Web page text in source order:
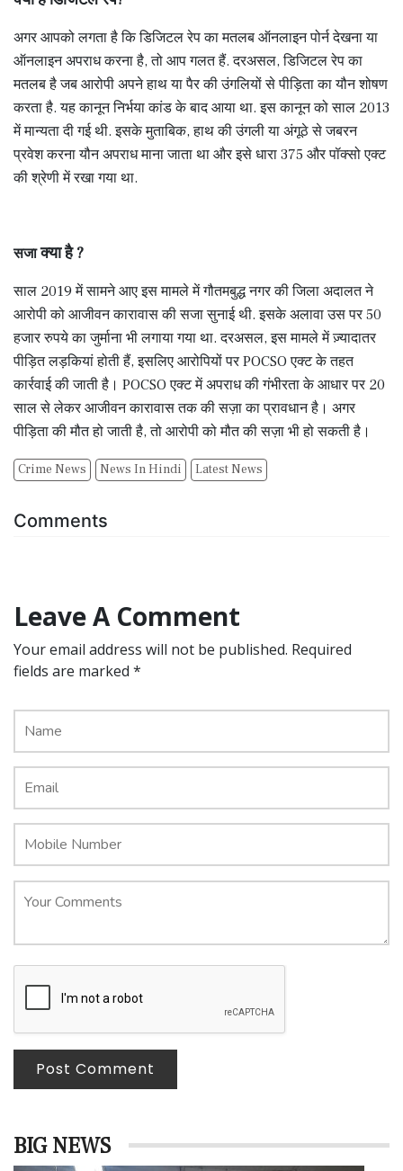
अगर आपको लगता है कि डिजिटल रेप का मतलब ऑनलाइन पोर्न देखना या
ऑनलाइन अपराध करना है, तो आप गलत हैं. दरअसल, डिजिटल रेप का
मतलब है जब आरोपी अपने हाथ या पैर की उंगलियों से पीड़िता का यौन शोषण
करता है. यह कानून निर्भया कांड के बाद आया था. इस कानून को साल 2013
में मान्यता दी गई थी. इसके मुताबिक, हाथ की उंगली या अंगूठे से जबरन
प्रवेश करना यौन अपराध माना जाता था और इसे धारा 375 और पॉक्सो एक्ट
की श्रेणी में रखा गया था.
सजाक्या है ?
साल 2019 में सामने आए इस मामले में गौतमबुद्ध नगर की जिला अदालत ने
आरोपी को आजीवन कारावास की सजा सुनाई थी. इसके अलावा उस पर 50
हजार रुपये का जुर्माना भी लगाया गया था. दरअसल, इस मामले में ज़्यादातर
पीड़ित लड़कियां होती हैं, इसलिए आरोपियों पर POCSO एक्ट के तहत
कार्रवाई की जाती है। POCSO एक्ट में अपराध की गंभीरता के आधार पर 20
साल से लेकर आजीवन कारावास तक की सज़ा का प्रावधान है। अगर
पीड़िता की मौत हो जाती है, तो आरोपी को मौत की सज़ा भी हो सकती है।
Crime News News In Hindi Latest News
Comments
Leave A Comment
Your email address will not be published. Required
fields are marked *
Post Comment
BIG NEWS